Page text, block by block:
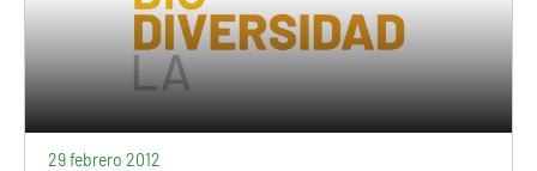
29 febrero 2012